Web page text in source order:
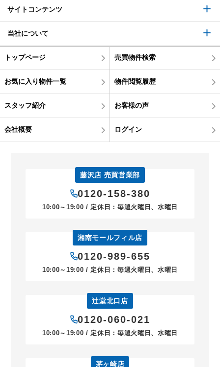
サイトコンテンツ
当社について
トップページ 売買物件検索
お気に入り物件一覧 物件閲覧履歴
スタッフ紹介 お客様の声
会社概要 ログイン
藤沢店 売買営業部
0120-158-380
10:00～19:00 / 定休日：毎週火曜日、水曜日
湘南モールフィル店
0120-989-655
10:00～19:00 / 定休日：毎週火曜日、水曜日
辻堂北口店
0120-060-021
10:00～19:00 / 定休日：毎週火曜日、水曜日
茅ヶ崎店